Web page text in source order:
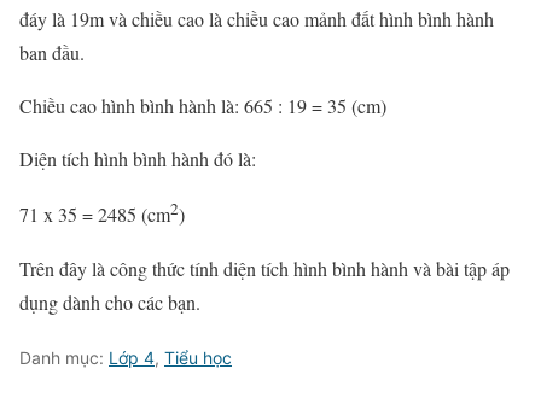
đáy là 19m và chiều cao là chiều cao mảnh đất hình bình hành
ban đầu.
Chiều cao hình bình hành là: 665 : 19 = 35 (cm)
Diện tích hình bình hành đó là:
71 x 35 = 2485 (cm2)
Trên đây là công thức tính diện tích hình bình hành và bài tập áp
dụng dành cho các bạn.
Danh mục: Lớp 4, Tiểu học